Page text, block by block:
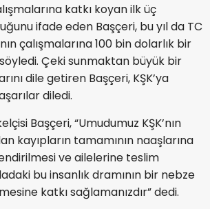
katkı koyan ilk üç
ifade eden Başçeri, bu yıl da TC
çalışmalarına 100 bin dolarlık bir
söyledi. Çeki sunmaktan büyük bir
dile getiren Başçeri, KŞK’ya
diledi.
Başçeri, “Umudumuz KŞK’nın
kayıpların tamamının naaşlarına
ve ailelerine teslim
bu insanlık dramının bir nebze
katkı sağlamanızdır” dedi.